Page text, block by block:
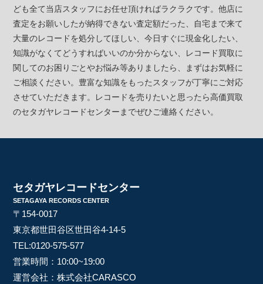
ども全て当店スタッフにお任せ頂ければラクラクです。他店に
査定をお願いしたが納得できない査定額だった、自宅まで来て
大量のレコードを処分してほしい、今日すぐに現金化したい、
知識がなくてどうすればいいのか分からない、レコード買取に
関してのお困りごとやお悩み等ありましたら、まずはお気軽に
ご相談ください。豊富な知識をもったスタッフが丁寧にご対応
させていただきます。レコードを売りたいと思ったら高価買取
のセタガヤレコードセンターまでぜひご連絡ください。
セタガヤレコードセンター
SETAGAYA RECORDS CENTER
〒154-0017
東京都世田谷区世田谷4-14-5
TEL:0120-575-577
営業時間：10:00~19:00
運営会社：株式会社CARASCO